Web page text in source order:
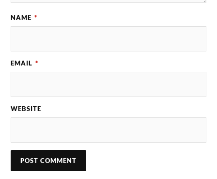
NAME *
EMAIL *
WEBSITE